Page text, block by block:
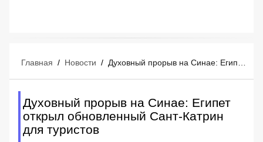
Главная / Новости /
Духовный прорыв на Синае: Египет
открыл обновленный Сант-Катрин
для туристов